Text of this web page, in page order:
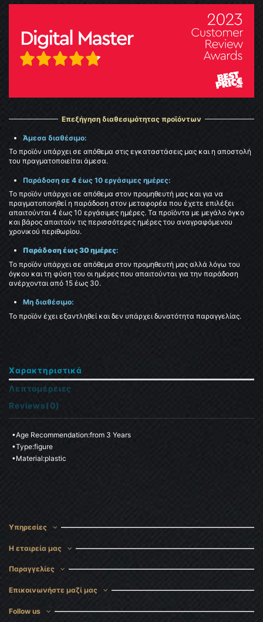
Επεξήγηση διαθεσιμότητας προϊόντων
Άμεσα διαθέσιμο:
Το προϊόν υπάρχει σε απόθεμα στις εγκαταστάσεις μας και η αποστολή
του πραγματοποιείται άμεσα.
Παράδοση σε 4 έως 10 εργάσιμες ημέρες:
Το προϊόν υπάρχει σε απόθεμα στον προμηθευτή μας και για να
πραγματοποιηθεί η παράδοση στον μεταφορέα που έχετε επιλέξει
απαιτούνται 4 έως 10 εργάσιμες ημέρες. Τα προϊόντα με μεγάλο όγκο
και βάρος απαιτούν τις περισσότερες ημέρες του αναγραφόμενου
χρονικού περιθωρίου.
Παράδοση έως 30 ημέρες:
Το προϊόν υπάρχει σε απόθεμα στον προμηθευτή μας αλλά λόγω του
όγκου και τη φύση του οι ημέρες που απαιτούνται για την παράδοση
ανέρχονται από 15 έως 30.
Μη διαθέσιμο:
Το προϊόν έχει εξαντληθεί και δεν υπάρχει δυνατότητα παραγγελίας.
Χαρακτηριστικά
Λεπτομέρειες
Reviews(0)
•Age Recommendation:from 3 Years
•Type:figure
•Material:plastic
Υπηρεσίες
Η εταιρεία μας
Παραγγελίες
Επικοινωνήστε μαζί μας
Follow us